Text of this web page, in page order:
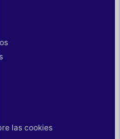
las cookies